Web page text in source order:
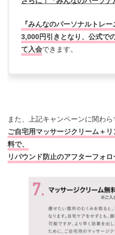
『みんなのパーソナルトレ
3,000円引きとなり、公式で
て入会できます。
また、上記キャンペーンに関わら
ご自宅用マッサージクリーム＋
料で、
リバウンド防止のアフターフォ